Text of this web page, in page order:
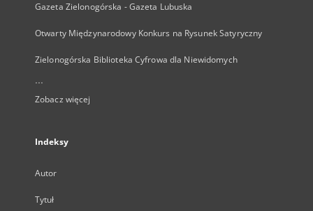
Gazeta Zielonogórska - Gazeta Lubuska
Otwarty Międzynarodowy Konkurs na Rysunek Satyryczny
Zielonogórska Biblioteka Cyfrowa dla Niewidomych
...
Zobacz więcej
Indeksy
Autor
Tytuł